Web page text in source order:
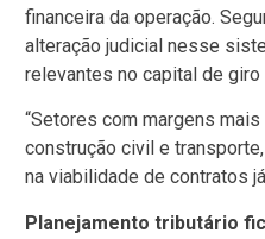
financeira da operação.
alteração judicial nesse
relevantes no capital de
“Setores com margens
construção civil e
na viabilidade de contratos
Planejamento tributário